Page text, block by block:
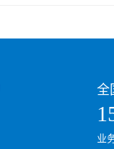
全
业